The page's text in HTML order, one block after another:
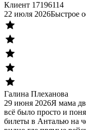
Клиент 17196114
22 июля 2026Быстрое
Галина Плеханова
29 июня 2026Я мама
всё было просто и
билеты в Анталью на